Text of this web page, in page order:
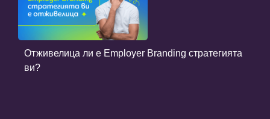
Отживелица ли е Employer Branding стратегията
ви?